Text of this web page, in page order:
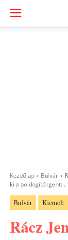
Kezdőlap Bulvár
ki a boldogító igent:...
Bulvár Kiemelt
Rácz